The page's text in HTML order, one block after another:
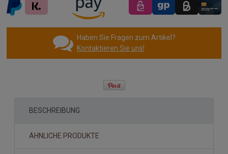
Haben Sie Fragen zum Artikel?
Kontaktieren Sie uns!
BESCHREIBUNG
ÄHNLICHE PRODUKTE